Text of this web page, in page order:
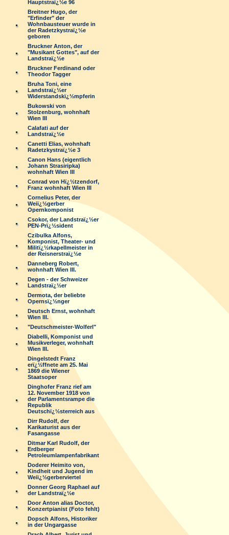
Hauptstraï¿½e 96
Breitner Hugo, der
"Erfinder" der
Wohnbausteuer wurde in
der Radetzkystraï¿½e
geboren
Bruckner Anton, der
"Musikant Gottes", auf der
Landstraï¿½e
Bruckner Ferdinand oder
Theodor Tagger
Bruha Toni, eine
Landstraï¿½er
Widerstandskï¿½mpferin
Bukowski von
Stolzenburg, wohnhaft
Wien III
Calafati auf der
Landstraï¿½e
Canetti Elias, wohnhaft
Radetzkystraï¿½e 3
Canon Hans (eigentlich
Johann Strasiripka)
wohnhaft Wien III
Conrad von Hï¿½tzendorf,
Franz wohnhaft Wien III
Cornelius Peter, der
Weiï¿½gerber
Opernkomponist
Csokor, der Landstraï¿½er
PEN-Prï¿½sident
Czibulka Alfons,
Komponist, Theater- und
Militï¿½rkapellmeister in
der Reisnerstraï¿½e
Danneberg Robert,
wohnhaft Wien III.
Degen - der Schweizer
Landstraï¿½er
Dermota, der beliebte
Opernsï¿½nger
Deutsch Ernst, wohnhaft
Wien III.
"Deutschmeister-Wolferl"
Diabelli, Komponist und
Musikverleger, wohnhaft
Wien III.
Dingelstedt Franz
erï¿½ffnete am 25. Mai
1869 die Wiener
Staatsoper
Dinghofer Franz rief am
12. November 1918 von
der Parlamentsrampe die
Republik
Deutschï¿½sterreich aus
Dirr Rudolf, der
Karikaturist aus der
Fasangasse
Ditmar Karl Rudolf, der
Erdberger
Petroleumlampenfabrikant
Doderer Heimito von,
Kindheit und Jugend im
Weiï¿½gerberviertel
Donner Georg Raphael auf
der Landstraï¿½e
Door Anton alias Doctor,
Konzertpianist (Foto fehlt)
Dopsch Alfons, Historiker
in der Ungargasse